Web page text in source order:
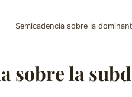
Semicadencia sobre la
sobre la